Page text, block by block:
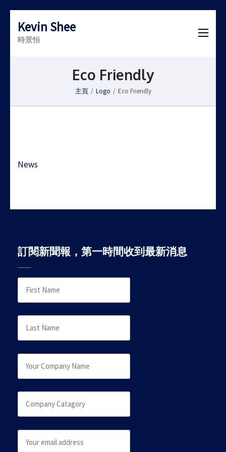
Kevin Shee
時景恒
Eco Friendly
主頁 / Logo / Eco Friendly
Post
News
訂閱新聞報，第一時間收到最新消息